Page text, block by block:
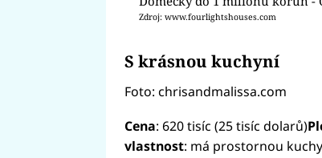
Zdroj: www.fourlightshouses.com
S krásnou kuchyní
Foto: chrisandmalissa.com
Cena: 620 tisíc (25 tisíc dolarů)
vlastnost: má prostornou